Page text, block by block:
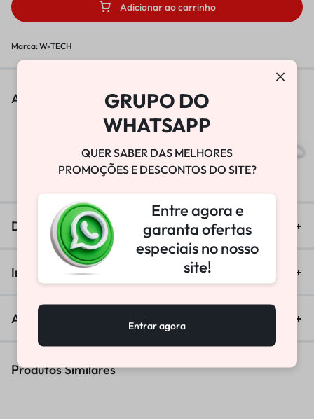
Adicionar ao carrinho
Marca:W-TECH
As pessoas também viram
R$25.800,00
Descrição
Informação adicional
Avaliações (0)
Produtos Similares
GRUPO DO
WHATSAPP
QUER SABER DAS MELHORES
PROMOÇÕES E DESCONTOS DO SITE?
Entre agora e
garanta ofertas
especiais no nosso
site!
Entrar agora